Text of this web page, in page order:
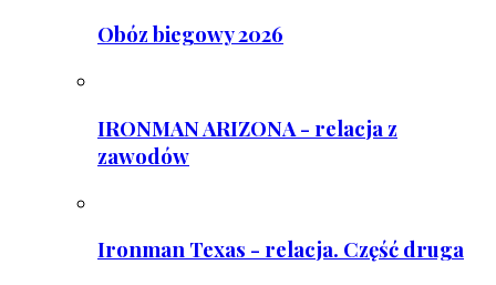
Obóz biegowy 2026
IRONMAN ARIZONA - relacja z
zawodów
Ironman Texas - relacja. Część druga